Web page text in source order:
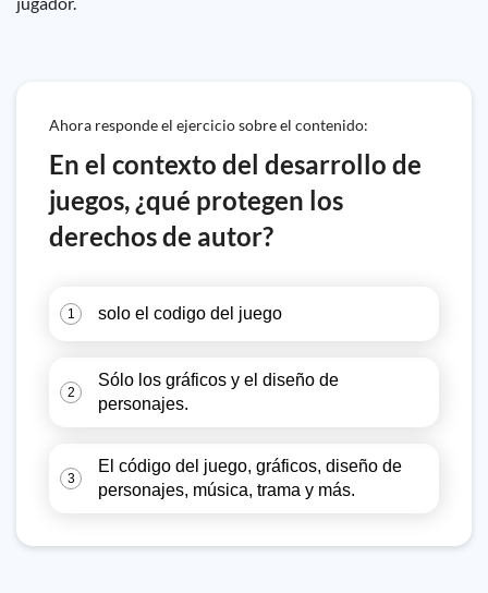
Ahora responde el ejercicio sobre el contenido:
En el contexto del desarrollo de
juegos, ¿qué protegen los
derechos de autor?
1 solo el codigo del juego
2
Sólo los gráficos y el diseño de
personajes.
3
El código del juego, gráficos, diseño de
personajes, música, trama y más.